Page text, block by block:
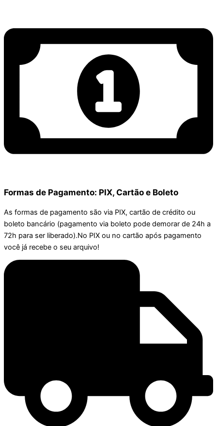
Formas de Pagamento: PIX, Cartão e Boleto
As formas de pagamento são via PIX, cartão de crédito ou
boleto bancário (pagamento via boleto pode demorar de 24h a
72h para ser liberado).No PIX ou no cartão após pagamento
você já recebe o seu arquivo!